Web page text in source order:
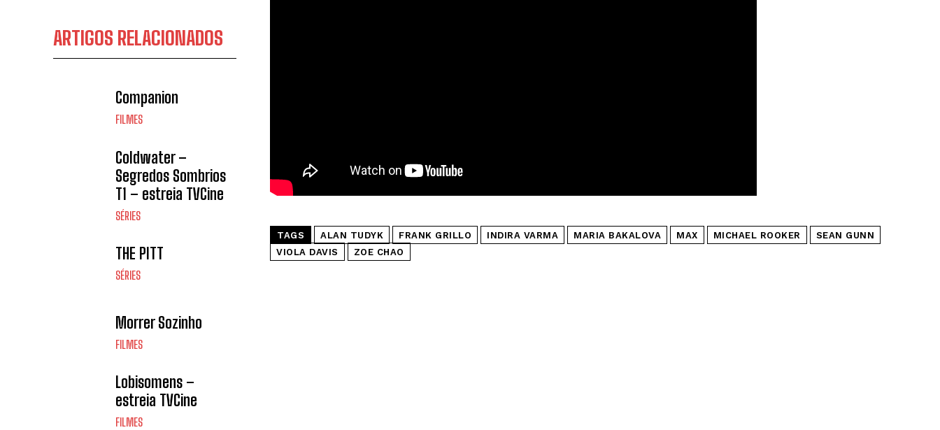
ARTIGOS RELACIONADOS
Companion
FILMES
Coldwater –
Segredos Sombrios
T1 – estreia TVCine
SÉRIES
THE PITT
SÉRIES
Morrer Sozinho
FILMES
Lobisomens –
estreia TVCine
FILMES
TAGS ALAN TUDYK FRANK GRILLO INDIRA VARMA MARIA BAKALOVA MAX MICHAEL ROOKER
SEAN GUNN
VIOLA DAVIS
ZOE CHAO